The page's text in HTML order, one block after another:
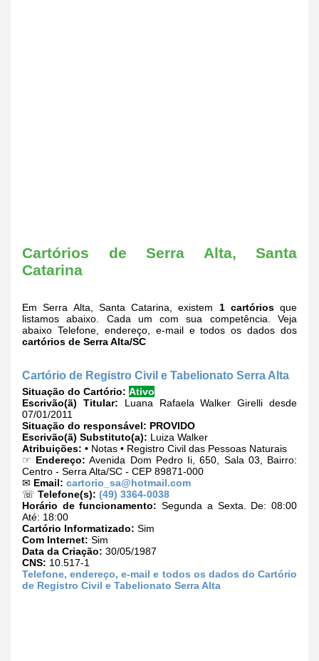
Cartórios de Serra Alta, Santa
Catarina
Em Serra Alta, Santa Catarina, existem 1 cartóriosque
listamos abaixo. Cada um com sua competência. Veja
abaixo Telefone, endereço, e-mail e todos os dados dos
cartórios de Serra Alta/SC
Cartório de Registro Civil e Tabelionato Serra Alta
Situação do Cartório: Ativo
Escrivão(ã) Titular: Luana Rafaela Walker Girelli desde
07/01/2011
Situação do responsável: PROVIDO
Escrivão(ã) Substituto(a): Luiza Walker
Atribuições: • Notas • Registro Civil das Pessoas Naturais
☞ Endereço: Avenida Dom Pedro Ii, 650, Sala 03, Bairro:
Centro - Serra Alta/SC - CEP 89871-000
✉ Email: cartorio_sa@hotmail.com
☏ Telefone(s): (49) 3364-0038
Horário de funcionamento: Segunda a Sexta. De: 08:00
Até: 18:00
Cartório Informatizado: Sim
Com Internet: Sim
Data da Criação: 30/05/1987
CNS: 10.517-1
Telefone, endereço, e-mail e todos os dados do Cartório
de Registro Civil e Tabelionato Serra Alta